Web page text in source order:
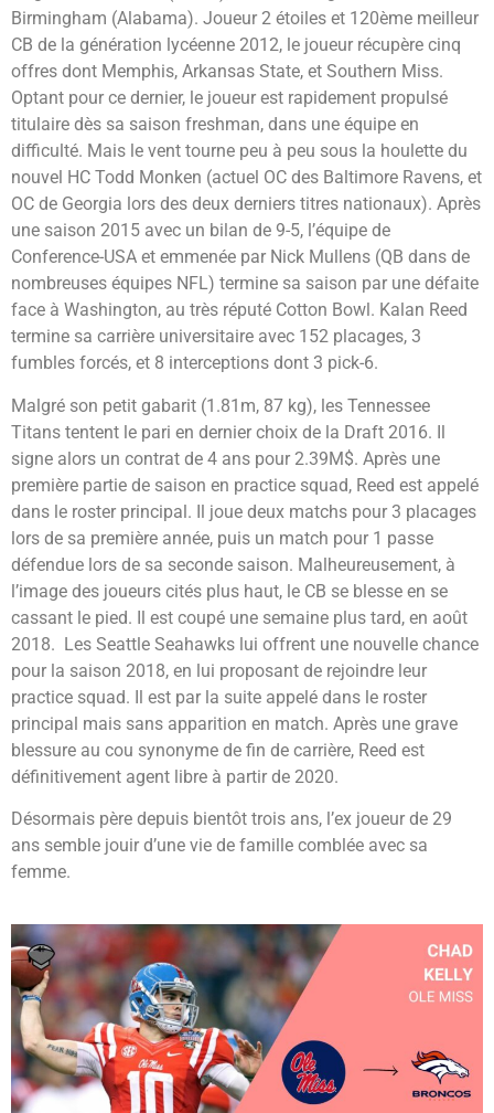
Birmingham (Alabama). Joueur 2 étoiles et 120ème meilleur
CB de la génération lycéenne 2012, le joueur récupère cinq
offres dont Memphis, Arkansas State, et Southern Miss.
Optant pour ce dernier, le joueur est rapidement propulsé
titulaire dès sa saison freshman, dans une équipe en
difficulté. Mais le vent tourne peu à peu sous la houlette du
nouvel HC Todd Monken (actuel OC des Baltimore Ravens, et
OC de Georgia lors des deux derniers titres nationaux). Après
une saison 2015 avec un bilan de 9-5, l’équipe de
Conference-USA et emmenée par Nick Mullens (QB dans de
nombreuses équipes NFL) termine sa saison par une défaite
face à Washington, au très réputé Cotton Bowl. Kalan Reed
termine sa carrière universitaire avec 152 placages, 3
fumbles forcés, et 8 interceptions dont 3 pick-6.
Malgré son petit gabarit (1.81m, 87 kg), les Tennessee
Titans tentent le pari en dernier choix de la Draft 2016. Il
signe alors un contrat de 4 ans pour 2.39M$. Après une
première partie de saison en practice squad, Reed est appelé
dans le roster principal. Il joue deux matchs pour 3 placages
lors de sa première année, puis un match pour 1 passe
défendue lors de sa seconde saison. Malheureusement, à
l’image des joueurs cités plus haut, le CB se blesse en se
cassant le pied. Il est coupé une semaine plus tard, en août
2018. Les Seattle Seahawks lui offrent une nouvelle chance
pour la saison 2018, en lui proposant de rejoindre leur
practice squad. Il est par la suite appelé dans le roster
principal mais sans apparition en match. Après une grave
blessure au cou synonyme de fin de carrière, Reed est
définitivement agent libre à partir de 2020.
Désormais père depuis bientôt trois ans, l’ex joueur de 29
ans semble jouir d’une vie de famille comblée avec sa
femme.